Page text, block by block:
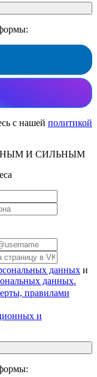
с нашей политикой
И СИЛЬНЫМ
данных и
данных.
правилами
и